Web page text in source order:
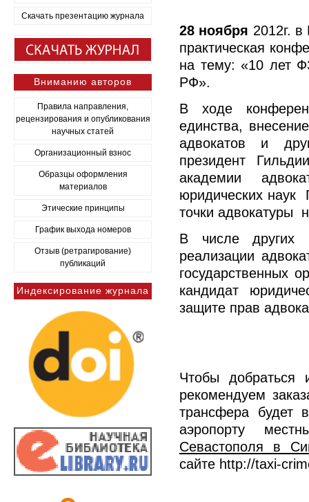
Скачать презентацию журнала
Вниманию авторов
Правила направления,
рецензирования и опубликования
научных статей
Организационный взнос
Образцы оформления
материалов
Этические принципы
График выхода номеров
Отзыв (ретрагирование)
публикаций
Индексирование журнала
28 ноября 2012г.
практическая
на тему: «10 лет
РФ».
В ходе
единства,
адвокатов и
президент
академии
юридических наук
точки адвокатуры
В числе других
реализации
государственных
кандидат
защите прав
Чтобы добраться
рекомендуем
трансфера будет
аэропорту
Севастополя в
сайте http://taxi-